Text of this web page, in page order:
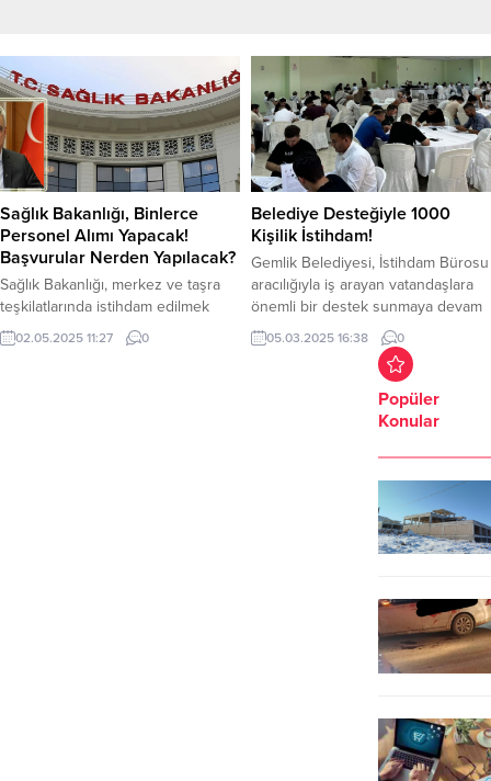
Sağlık Bakanlığı, Binlerce
Personel Alımı Yapacak!
Başvurular Nerden Yapılacak?
Sağlık Bakanlığı, merkez ve taşra
teşkilatlarında istihdam edilmek
üzere toplam 19.000 personel
alımı yapacak. Sözleşmeli Personel
02.05.2025 11:27 0
Belediye Desteğiyle 1000
Kişilik İstihdam!
Gemlik Belediyesi, İstihdam Bürosu
aracılığıyla iş arayan vatandaşlara
önemli bir destek sunmaya devam
ediyor. Yaklaşık beş yıldır faaliyet
gösteren İstihdam Bürosu, iş
arayanlar ile işverenler arasında
köprü kurarak, 2024 Mart ayı
itibarıyla toplam 22 toplu mülakat
sonucunda, özel sektörde
çalışmaya uygun 1000 kişilik
istihdam gerçekleşti. Gemlik
05.03.2025 16:38 0
Popüler
Konular